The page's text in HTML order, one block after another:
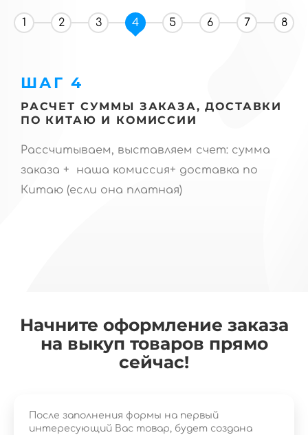
1 2 3 4 5 6 7 8
ШАГ 4
РАСЧЕТ СУММЫ ЗАКАЗА, ДОСТАВКИ
ПО КИТАЮ И КОМИССИИ
Рассчитываем, выставляем счет: сумма
заказа + наша комиссия+ доставка по
Китаю (если она платная)
Начните оформление заказа
на выкуп товаров прямо
сейчас!
После заполнения формы на первый
интересующий Вас товар, будет создана